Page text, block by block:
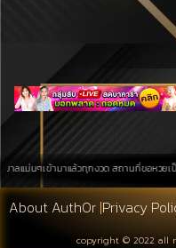
เข้ามาแล้วทุกงวด สถานที่ขอหวยเป็
About Auth0r |Privacy
copyright © 2022 all